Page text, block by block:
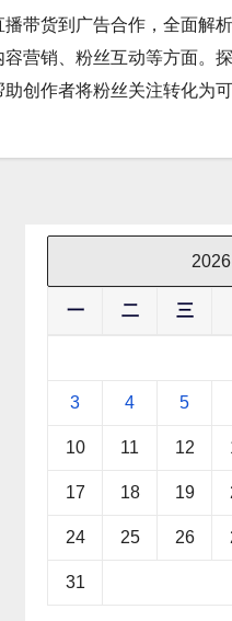
带货到广告合作，全面解
营销、粉丝互动等方面。
创作者将粉丝关注转化为可
一 二 三
3 4 5
10 11 12
17 18 19
24 25 26
31